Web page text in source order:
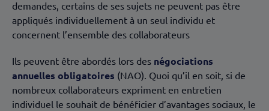
demandes, certains de ses sujets ne peuvent pas être
appliqués individuellement à un seul individu et
concernent l’ensemble des collaborateurs
Ils peuvent être abordés lors des négociations
annuelles obligatoires (NAO). Quoi qu’il en soit, si de
nombreux collaborateurs expriment en entretien
individuel le souhait de bénéficier d’avantages sociaux, le